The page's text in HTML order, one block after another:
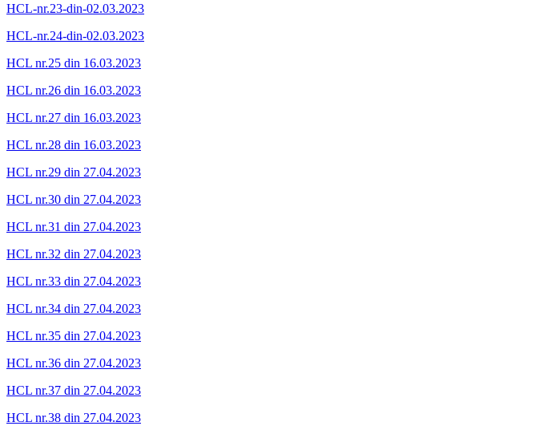
HCL-nr.23-din-02.03.2023
HCL-nr.24-din-02.03.2023
HCL nr.25 din 16.03.2023
HCL nr.26 din 16.03.2023
HCL nr.27 din 16.03.2023
HCL nr.28 din 16.03.2023
HCL nr.29 din 27.04.2023
HCL nr.30 din 27.04.2023
HCL nr.31 din 27.04.2023
HCL nr.32 din 27.04.2023
HCL nr.33 din 27.04.2023
HCL nr.34 din 27.04.2023
HCL nr.35 din 27.04.2023
HCL nr.36 din 27.04.2023
HCL nr.37 din 27.04.2023
HCL nr.38 din 27.04.2023